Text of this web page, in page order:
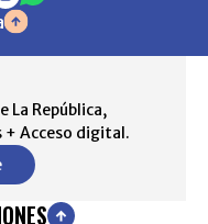
La República,
+ Acceso digital.